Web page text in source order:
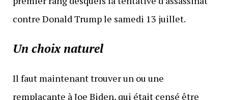
contre Donald Trump le samedi 13 juillet.
Un choix naturel
Il faut maintenant trouver un ou une
remplaçante à Joe Biden, qui était censé être